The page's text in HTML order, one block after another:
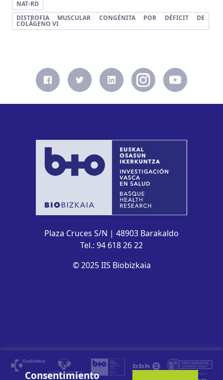
NAT-RD
DISTROFIA MUSCULAR CONGÉNITA POR DÉFICIT DE
COLÁGENO VI
Plaza Cruces S/N | 48903 Barakaldo
Tel.: 94 618 26 22
© 2025 IIS Biobizkaia
Consentimiento